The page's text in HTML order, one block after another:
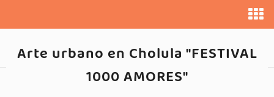
Arte urbano en Cholula "FESTIVAL
1000 AMORES"